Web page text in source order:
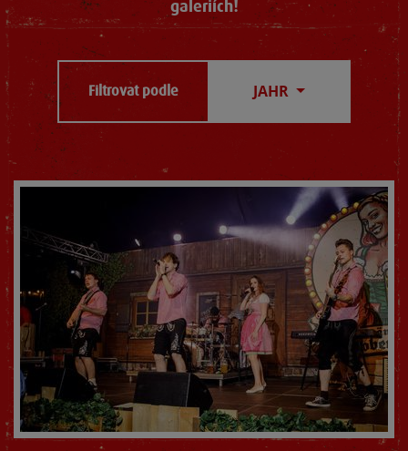
galeriích!
Filtrovat podle JAHR